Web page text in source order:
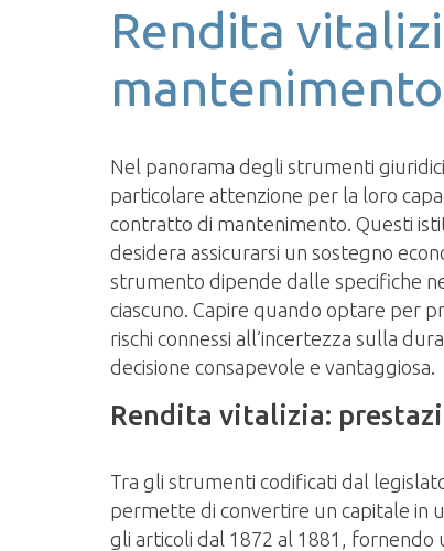
Rendita
Nel panorama degli strumenti
particolare attenzione per la loro
contratto di mantenimento. Questi
desidera assicurarsi un sostegno
strumento dipende dalle specifiche
ciascuno. Capire quando optare per
rischi connessi all’incertezza sulla
decisione consapevole e vantaggiosa.
Rendita vitalizia:
Tra gli strumenti codificati dal
permette di convertire un capitale in
gli articoli dal 1872 al 1881, fornendo